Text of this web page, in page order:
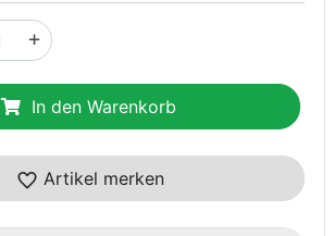
+
In den Warenkorb
Artikel merken